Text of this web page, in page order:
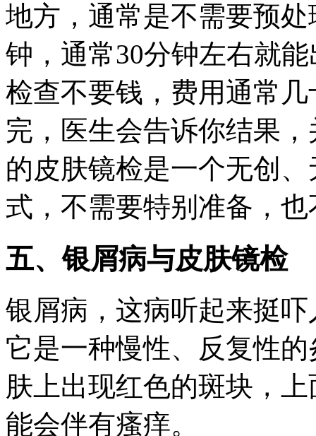
地方，通常是不需要预
钟，通常30分钟左右就
检查不要钱，费用通常
完，医生会告诉你结果
的皮肤镜检是一个无创
式，不需要特别准备，
五、银屑病与皮肤镜检
银屑病，这病听起来挺
它是一种慢性、反复性
肤上出现红色的斑块，
能会伴有瘙痒。